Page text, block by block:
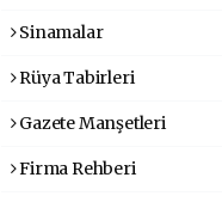
Sinamalar
Rüya Tabirleri
Gazete Manşetleri
Firma Rehberi